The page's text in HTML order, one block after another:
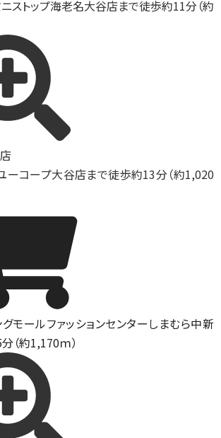
ニストップ海老名大谷店まで徒歩約11分（約
ーコープ大谷店まで徒歩約13分（約1,020
グモールファッションセンターしまむら中新
（約1,170ｍ）